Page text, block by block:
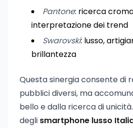
Pantone: ricerca
interpretazione dei trend
Swarovski: lusso,
brillantezza
Questa sinergia consente di
pubblici diversi, ma
bello e dalla ricerca di
degli smartphone lusso